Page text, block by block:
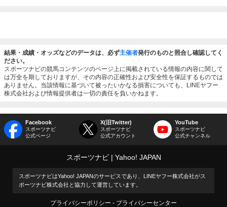
結果・成績・オッズなどのデータは、必ず主催者発行のものと照合し確認してく
ださい。
スポーツナビの競馬コンテンツのページ上に掲載されている情報の内容に関して
は万全を期しておりますが、その内容の正確性および安全性を保証するものでは
ありません。当該情報に基づいて被ったいかなる損害についても、LINEヤフー
株式会社および情報提供者は一切の責任を負いかねます。
Facebook
スポーツナビ
公式ページ
X(旧Twitter)
スポーツナビ
公式アカウント
YouTube
スポーツナビ
公式チャンネル
スポーツナビ Yahoo! JAPAN
スポーツナビはYahoo! JAPANのサービスであり、LINEヤフー株式会社がス
ポーツナビ株式会社と協力して運営しています。
プライバシーポリシー プライバシーセンター